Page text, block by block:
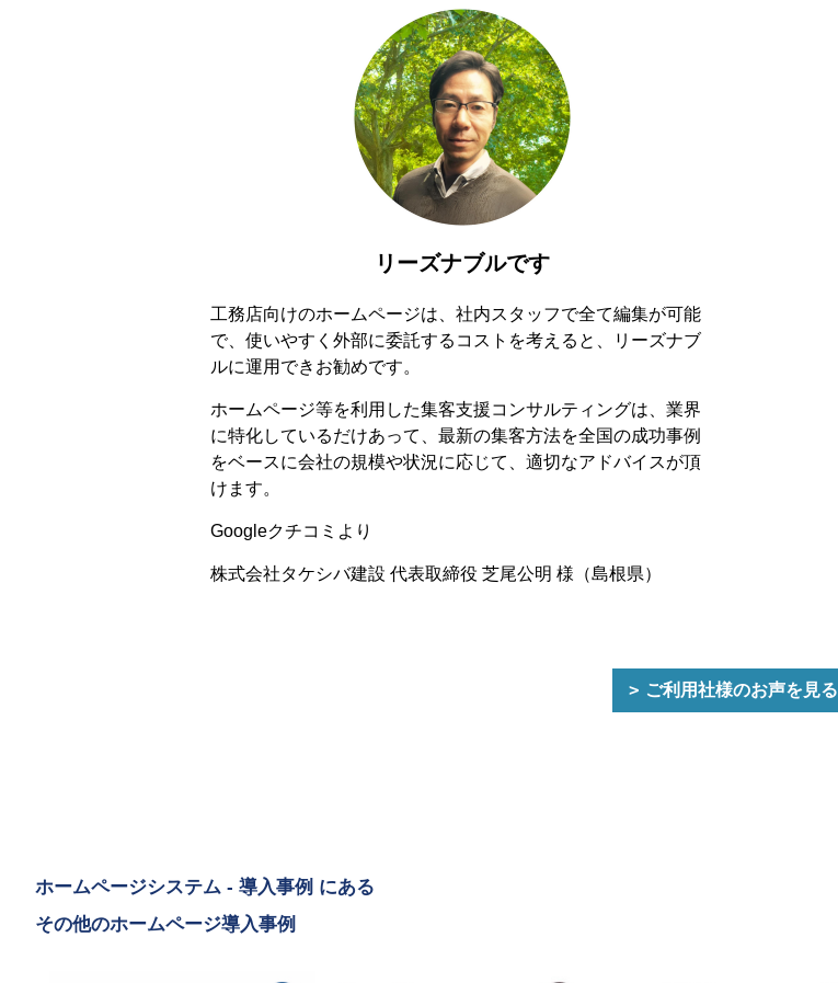
リーズナブルです
工務店向けのホームページは、社内スタッフで全て編集が可能
で、使いやすく外部に委託するコストを考えると、リーズナブ
ルに運用できお勧めです。
ホームページ等を利用した集客支援コンサルティングは、業界
に特化しているだけあって、最新の集客方法を全国の成功事例
をベースに会社の規模や状況に応じて、適切なアドバイスが頂
けます。
Googleクチコミより
株式会社タケシバ建設 代表取締役 芝尾公明 様（島根県）
ご利用社様のお声を見る
ホームページシステム - 導入事例 にある
その他のホームページ導入事例